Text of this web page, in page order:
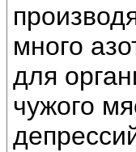
много
для
чужого